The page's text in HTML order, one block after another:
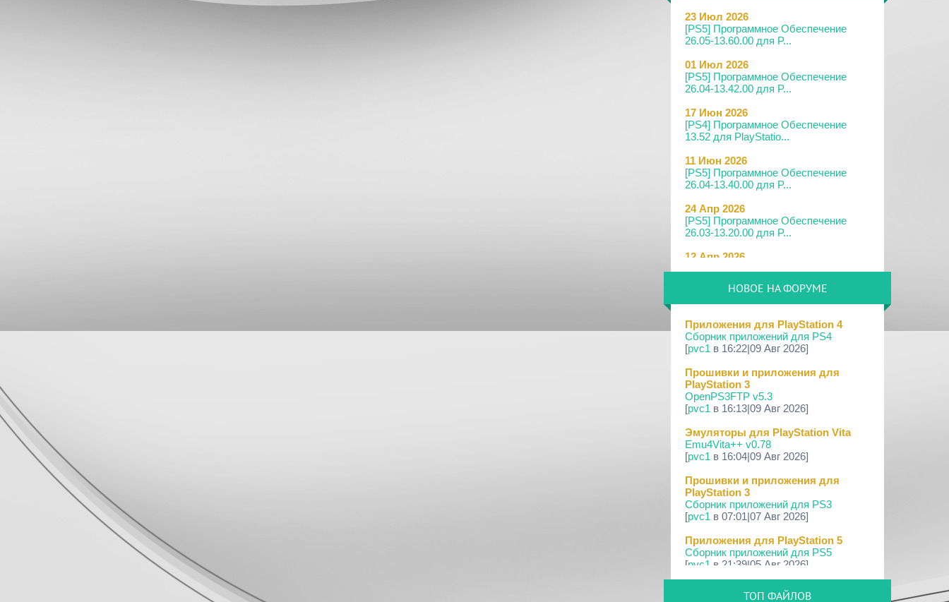
23 Июл 2026
[PS5] Программное Обеспечение
26.05-13.60.00 для P...
01 Июл 2026
[PS5] Программное Обеспечение
26.04-13.42.00 для P...
17 Июн 2026
[PS4] Программное Обеспечение
13.52 для PlayStatio...
11 Июн 2026
[PS5] Программное Обеспечение
26.04-13.40.00 для P...
24 Апр 2026
[PS5] Программное Обеспечение
26.03-13.20.00 для P...
12 Апр 2026
09 Апр 2026
29 Мар 2026
[PS3] PS3HEN v3.5.0
19 Мар 2026
[PS Portal] Программное
Обеспечение 7.0.0 для PS P...
[PS3] Программное Обеспечение 4.93
для PlayStation...
[PS4] Программное Обеспечение
13.50 для PlayStatio...
17 Мар 2026
26.02-13.00.00 для P...
19 Фев 2026
[PS3] PS3HEN v3.4.1
НОВОЕ НА ФОРУМЕ
Приложения для PlayStation 4
Сборник приложений для PS4
[pvc1 в 16:22|09 Авг 2026]
Прошивки и приложения для
PlayStation 3
OpenPS3FTP v5.3
[pvc1 в 16:13|09 Авг 2026]
Эмуляторы для PlayStation Vita
Emu4Vita++ v0.78
[pvc1 в 16:04|09 Авг 2026]
Прошивки и приложения для
PlayStation 3
Сборник приложений для PS3
[pvc1 в 07:01|07 Авг 2026]
Приложения для PlayStation 5
Сборник приложений для PS5
[pvc1 в 21:39|05 Авг 2026]
ПК софт для PlayStation 4
ТОП ФАЙЛОВ